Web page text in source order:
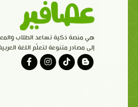
هي منصة ذكية تساعد الطلاب
إلى مصادر متنوعة لتعلّم اللغة